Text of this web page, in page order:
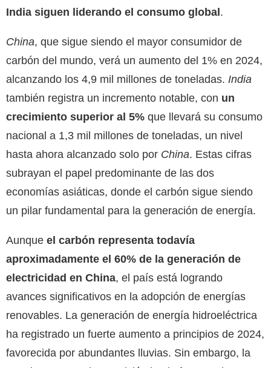
India siguen liderando el consumo global.
China, que sigue siendo el mayor consumidor de
carbón del mundo, verá un aumento del 1% en 2024,
alcanzando los 4,9 mil millones de toneladas. India
también registra un incremento notable, con un
crecimiento superior al 5% que llevará su consumo
nacional a 1,3 mil millones de toneladas, un nivel
hasta ahora alcanzado solo por China. Estas cifras
subrayan el papel predominante de las dos
economías asiáticas, donde el carbón sigue siendo
un pilar fundamental para la generación de energía.
Aunque el carbón representa todavía
aproximadamente el 60% de la generación de
electricidad en China, el país está logrando
avances significativos en la adopción de energías
renovables. La generación de energía hidroeléctrica
ha registrado un fuerte aumento a principios de 2024,
favorecida por abundantes lluvias. Sin embargo, la